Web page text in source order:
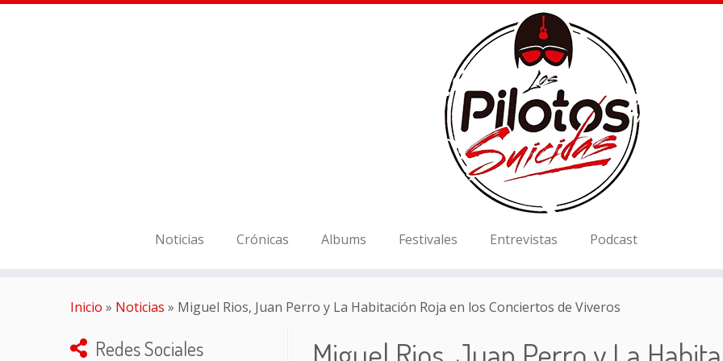
Noticias Crónicas Albums Festivales Entrevistas Podcast
Inicio » Noticias » Miguel Rios, Juan Perro y La Habitación Roja en los Conciertos de Viveros
Redes Sociales